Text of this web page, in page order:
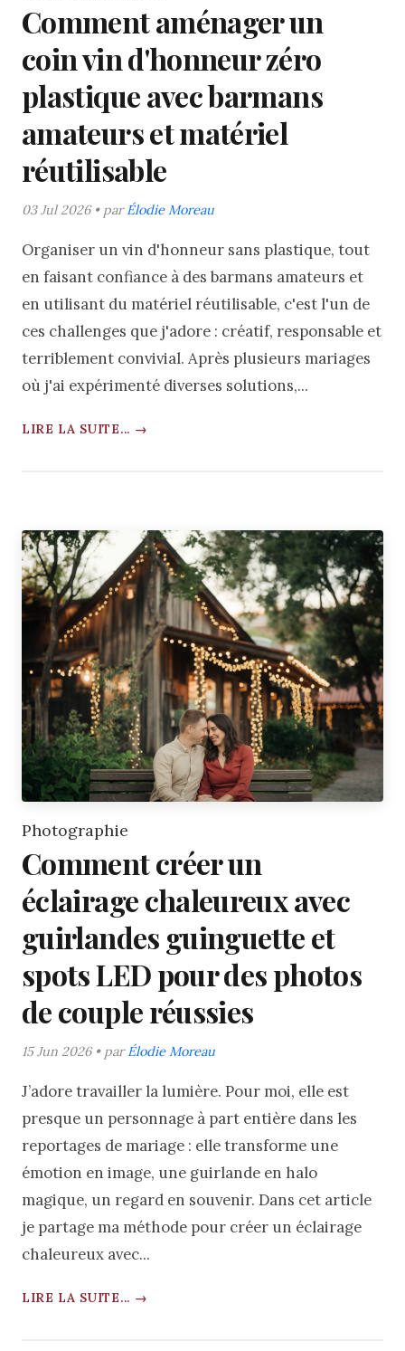
Comment aménager un
coin vin d'honneur zéro
plastique avec barmans
amateurs et matériel
réutilisable
03 Jul 2026 • parÉlodie Moreau
Organiser un vin d'honneur sans plastique, tout
en faisant confiance à des barmans amateurs et
en utilisant du matériel réutilisable, c'est l'un de
ces challenges que j'adore : créatif, responsable et
terriblement convivial. Après plusieurs mariages
où j'ai expérimenté diverses solutions,...
LIRE LA SUITE... →
Photographie
Comment créer un
éclairage chaleureux avec
guirlandes guinguette et
spots LED pour des photos
de couple réussies
15 Jun 2026 • parÉlodie Moreau
J’adore travailler la lumière. Pour moi, elle est
presque un personnage à part entière dans les
reportages de mariage : elle transforme une
émotion en image, une guirlande en halo
magique, un regard en souvenir. Dans cet article
je partage ma méthode pour créer un éclairage
chaleureux avec...
LIRE LA SUITE... →